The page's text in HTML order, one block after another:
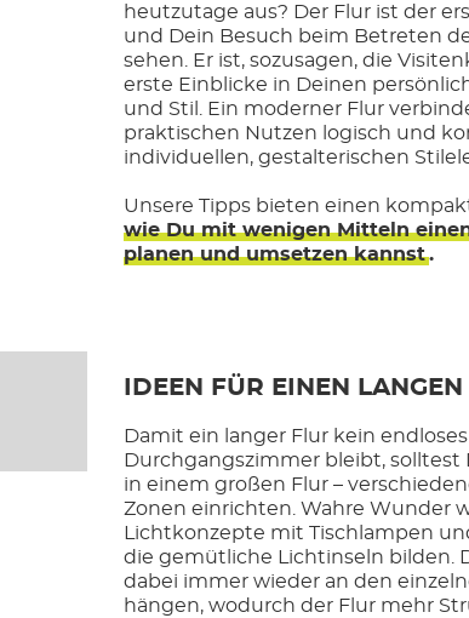
heutzutage aus? Der Flur ist der
und Dein Besuch beim Betreten
sehen. Er ist, sozusagen, die
erste Einblicke in Deinen
und Stil. Ein moderner Flur
praktischen Nutzen logisch und
individuellen, gestalterischen
Unsere Tipps bieten einen
wie Du mit wenigen Mitteln
planen und umsetzen kannst.
IDEEN FÜR EINEN
Damit ein langer Flur kein endloses
Durchgangszimmer bleibt, solltest
in einem großen Flur –
Zonen einrichten. Wahre Wunder
Lichtkonzepte mit Tischlampen
die gemütliche Lichtinseln bilden.
dabei immer wieder an den
hängen, wodurch der Flur mehr